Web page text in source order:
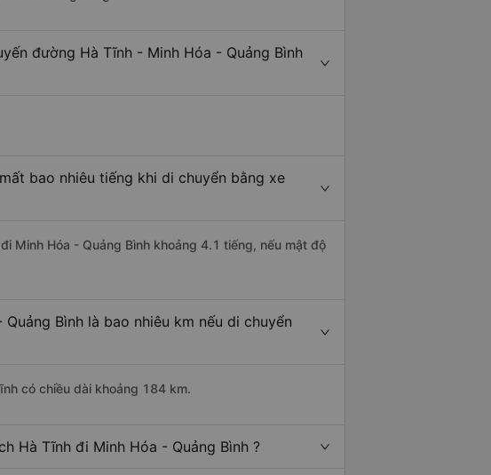
đường Hà Tĩnh - Minh Hóa - Quảng Bình
bao nhiêu tiếng khi di chuyển bằng xe
Minh Hóa - Quảng Bình khoảng 4.1 tiếng, nếu mật độ
Bình là bao nhiêu km nếu di chuyển
có chiều dài khoảng 184 km.
Hà Tĩnh đi Minh Hóa - Quảng Bình ?